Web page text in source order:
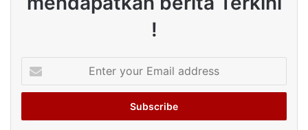
!
your
Email